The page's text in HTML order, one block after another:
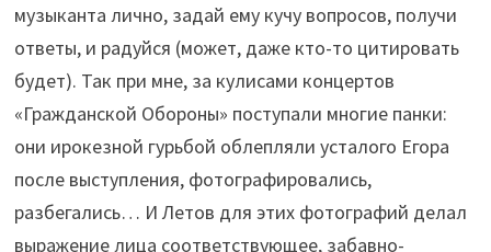
музыканта лично, задай ему кучу вопросов, получи
ответы, и радуйся (может, даже кто-то цитировать
будет). Так при мне, за кулисами концертов
«Гражданской Обороны» поступали многие панки:
они ирокезной гурьбой облепляли усталого Егора
после выступления, фотографировались,
разбегались… И Летов для этих фотографий делал
выражение лица соответствующее, забавно-